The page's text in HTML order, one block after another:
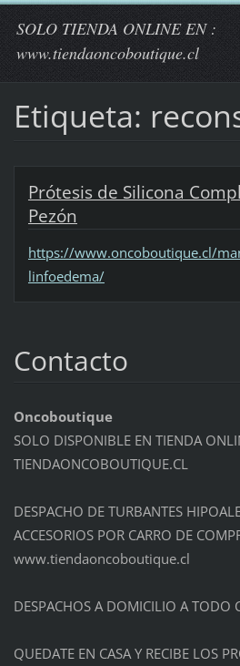
SOLO TIENDA ONLINE EN :
www.tiendaoncoboutique.cl
Etiqueta:
Prótesis de Silicona
Pezón
https://www.oncoboutique.cl/
linfoedema/
Contacto
Oncoboutique
SOLO DISPONIBLE EN TIENDA
TIENDAONCOBOUTIQUE.CL
DESPACHO DE TURBANTES
ACCESORIOS POR CARRO DE
www.tiendaoncoboutique.cl
DESPACHOS A DOMICILIO A TODO
QUEDATE EN CASA Y RECIBE LOS